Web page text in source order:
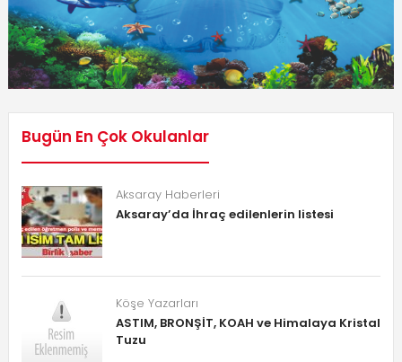
Bugün En Çok Okulanlar
Aksaray Haberleri
Aksaray’da İhraç edilenlerin listesi
Köşe Yazarları
ASTIM, BRONŞİT, KOAH ve Himalaya Kristal
Tuzu